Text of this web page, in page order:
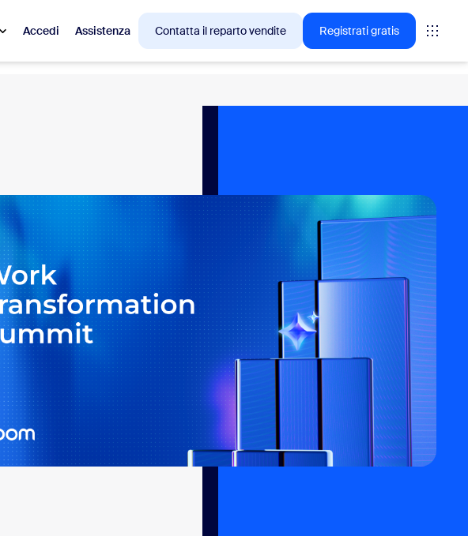
Accedi Assistenza Contatta il reparto vendite Registrati gratis
Rooms
Canvas
Approfondimenti CX